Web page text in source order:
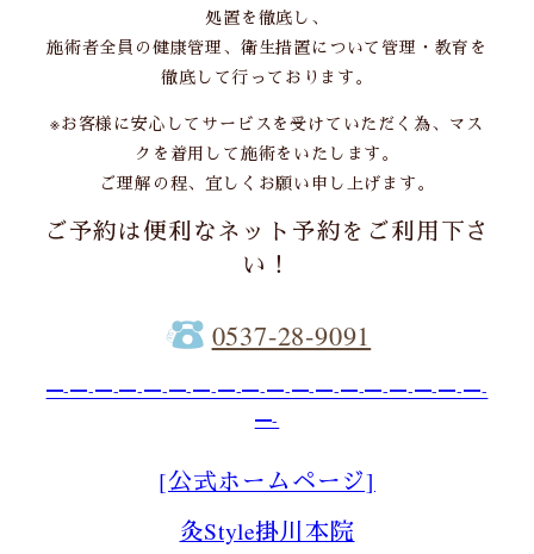
処置を徹底し、
施術者全員の健康管理、衛生措置について管理・教育を
徹底して行っております。
※お客様に安心してサービスを受けていただく為、マス
クを着用して施術をいたします。
ご理解の程、宜しくお願い申し上げます。
ご予約は便利なネット予約をご利用下さ
い！
0537-28-9091
━-━-━-━-━-━-━-━-━-━-━-━-━-━-━-━-━-━-
━-
[公式ホームページ]
灸Style掛川本院